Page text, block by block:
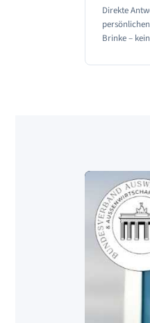
Direkte
Brinke –